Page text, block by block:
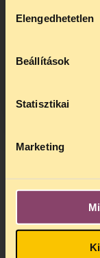
kiválasztása
Elengedhetetlen
Beállítások
Statisztikai
Marketing
hogy
kedden, 13
alatt is elér